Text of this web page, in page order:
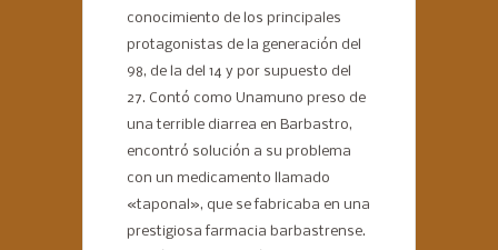
conocimiento de los principales
protagonistas de la generación del
98, de la del 14 y por supuesto del
27. Contó como Unamuno preso de
una terrible diarrea en Barbastro,
encontró solución a su problema
con un medicamento llamado
«taponal», que se fabricaba en una
prestigiosa farmacia barbastrense.